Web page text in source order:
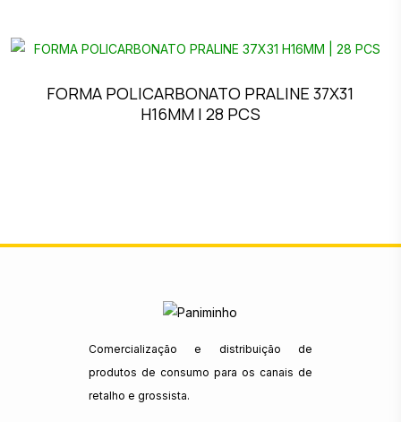
FORMA POLICARBONATO PRALINE 37X31
H16MM | 28 PCS
Comercialização e distribuição de
produtos de consumo para os canais de
retalho e grossista.